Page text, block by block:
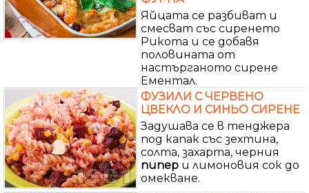
Яйцата се разбиват и
смесват със сиренето
Рикота и се добавя
половината от
настърганото сирене
Ементал.
ФУЗИЛИ С ЧЕРВЕНО
ЦВЕКЛО И СИНЬО СИРЕНЕ
Задушава се в тенджера
под капак със зехтина,
солта, захарта, черния
пипер и лимоновия сок до
омекване.